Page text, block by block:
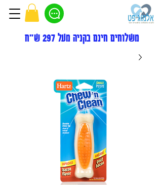
משלוחים חינם בקניה מעל 297 ש"ח